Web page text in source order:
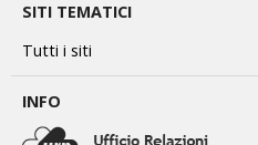
SITI TEMATICI
Tutti i siti
INFO